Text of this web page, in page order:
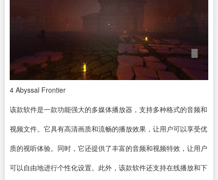
4 Abyssal Frontier
该款软件是一款功能强大的多媒体播放器，支持多种格式的音频和
视频文件。它具有高清画质和流畅的播放效果，让用户可以享受优
质的视听体验。同时，它还提供了丰富的音频和视频特效，让用户
可以自由地进行个性化设置。此外，该款软件还支持在线播放和下